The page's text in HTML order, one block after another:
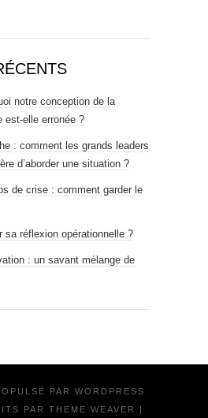
notre conception de la
est-elle erronée ?
: comment les grands leaders
d’aborder une situation ?
de crise : comment garder le
sa réflexion opérationnelle ?
: un savant mélange de
PAR WORDPRESS
PAR THEME WEAVER